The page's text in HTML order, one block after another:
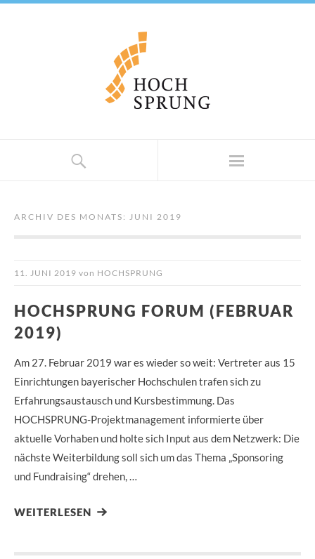
ARCHIV DES MONATS: JUNI 2019
11. JUNI 2019 von HOCHSPRUNG
HOCHSPRUNG FORUM (FEBRUAR
2019)
Am 27. Februar 2019 war es wieder so weit: Vertreter aus 15
Einrichtungen bayerischer Hochschulen trafen sich zu
Erfahrungsaustausch und Kursbestimmung. Das
HOCHSPRUNG-Projektmanagement informierte über
aktuelle Vorhaben und holte sich Input aus dem Netzwerk: Die
nächste Weiterbildung soll sich um das Thema „Sponsoring
und Fundraising“ drehen, …
WEITERLESEN